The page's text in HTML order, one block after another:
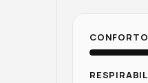
CONFORTO